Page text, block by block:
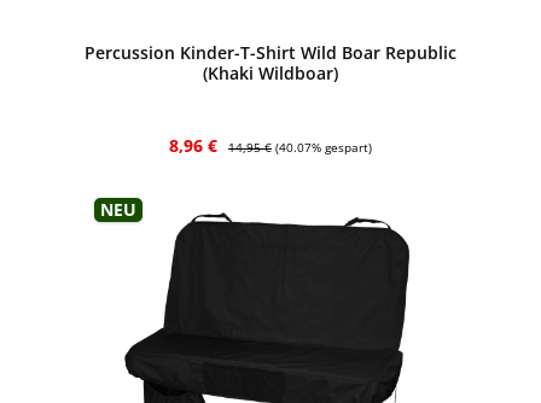
Percussion Kinder-T-Shirt Wild Boar Republic
(Khaki Wildboar)
Verkaufspreis:
8,96 € Regulärer Preis:
14,95 € (40.07% gespart)
Neu